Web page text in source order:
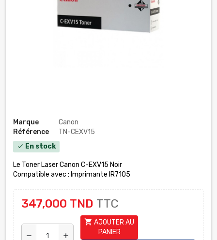
Marque
Canon
Référence
TN-CEXV15
check En stock
Le Toner Laser Canon C-EXV15 Noir
Compatible avec : Imprimante IR7105
347,000 TND TTC
remove add
shopping_cart AJOUTER AU
PANIER